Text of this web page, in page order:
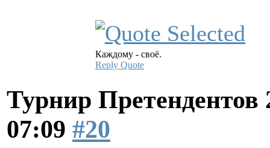
Каждому - своё.
Reply Quote
Турнир Претендентов
07:09 #20